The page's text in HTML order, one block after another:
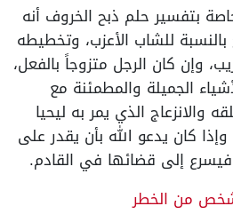
بتفسير حلم ذبح الخروف أنه
للشاب الأعزب، وتخطيطه
وإن كان الرجل متزوجاً بالفعل،
الجميلة والمطمئنة مع
الذي يمر به ليحيا
كان يدعو الله بأن يقدر على
إلى قضائها في القادم.
من الخطر